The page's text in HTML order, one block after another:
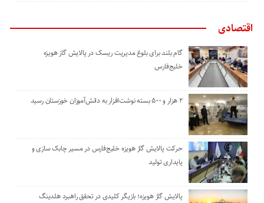
اقتصادی
گام بلند برای بلوغ مدیریت ریسک در پالایش گاز هویزه
خلیج‌فارس
۲ هزار و ۵۰۰ بسته نوشت‌افزار به دانش‌آموزان خوزستان رسید
حرکت پالایش گاز هویزه خلیج‌فارس در مسیر چابک سازی و
پایداری تولید
پالایش گاز هویزه؛ بازیگر کلیدی در تحقق راهبرد هلدینگ